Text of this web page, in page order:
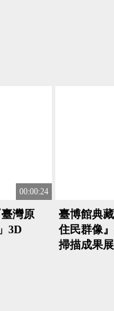
00:00:24
灣原
3D
臺博館典
住民群像
掃描成果